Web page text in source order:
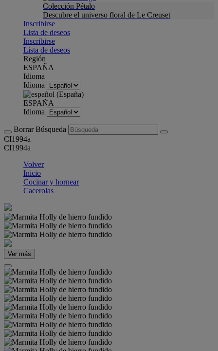
Colección Pétalo
Descubre el universo floral de Le Creuset
Inscribirse
Lista de deseos
Inscribirse
Lista de deseos
Región
ESPAÑA
Idioma
Idioma
ESPAÑA
Idioma
Borrar Búsqueda
CI1994a
CI1994a
Volver
Inicio
Cocinar y hornear
Cacerolas
Ver más